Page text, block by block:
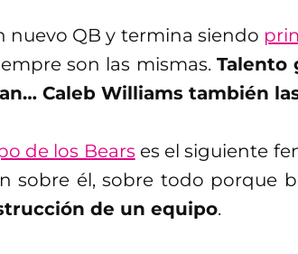
nuevo QB y termina siendo
son las mismas. Talento
Caleb Williams también
de los Bears es el siguiente
sobre él, sobre todo porque
de un equipo.